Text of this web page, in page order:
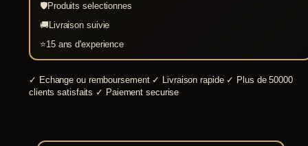
🛡Produits selectionnes
🚚Livraison suivie
⭐15 ans d'experience
✓ Echange ou remboursement ✓ Livraison rapide ✓ Plus de 50000
clients satisfaits ✓ Paiement securise